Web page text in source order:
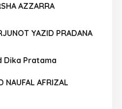
AZZARRA
YAZID PRADANA
Dika Pratama
NAUFAL AFRIZAL